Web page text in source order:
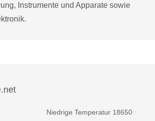
Instrumente und Apparate sowie
Niedrige Temperatur 18650